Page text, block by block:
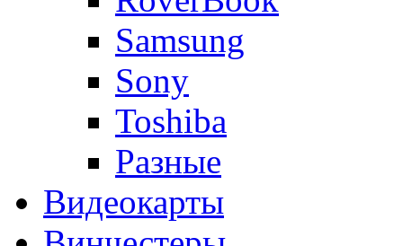
Samsung
Sony
Toshiba
Разные
Видеокарты